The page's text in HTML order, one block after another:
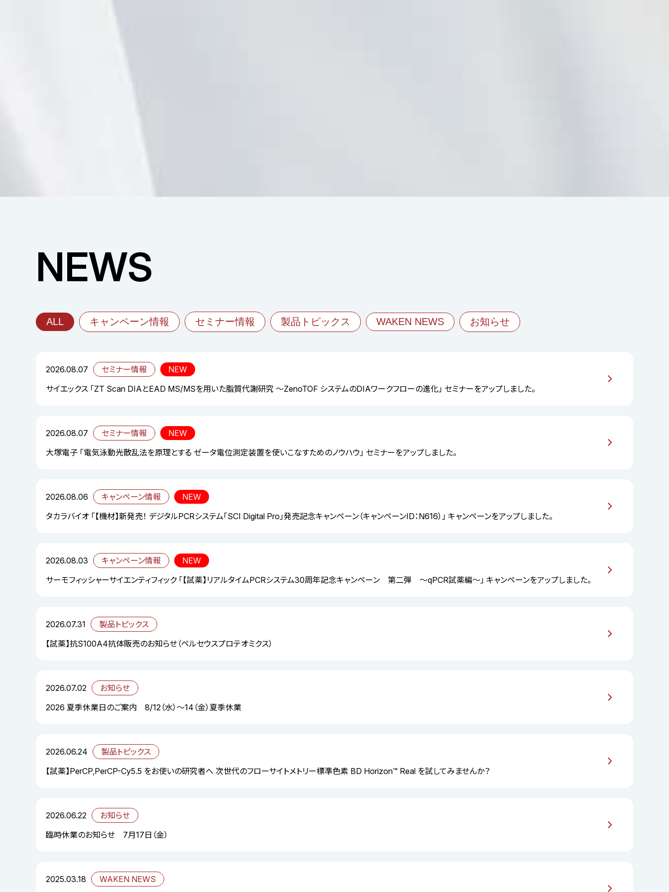
NEWS
ALL キャンペーン情報 セミナー情報 製品トピックス WAKEN NEWS お知らせ
2026.08.07 セミナー情報
NEW
サイエックス 「ZT Scan DIAとEAD MS/MSを用いた脂質代謝研究 ～ZenoTOF システムのDIAワークフローの進化」 セミナーをアップしました。
2026.08.07 セミナー情報
NEW
大塚電子 「電気泳動光散乱法を原理とする ゼータ電位測定装置を使いこなすためのノウハウ」 セミナーをアップしました。
2026.08.06 キャンペーン情報
NEW
タカラバイオ 「【機材】新発売！ デジタルPCRシステム「SCI Digital Pro」発売記念キャンペーン（キャンペーンID：N616）」 キャンペーンをアップしました。
2026.08.03 キャンペーン情報
NEW
サーモフィッシャーサイエンティフィック 「【試薬】リアルタイムPCRシステム30周年記念キャンペーン 第二弾 ～qPCR試薬編～」 キャンペーンをアップしました。
2026.07.31
製品トピックス
【試薬】抗S100A4抗体販売のお知らせ（ペルセウスプロテオミクス）
2026.07.02
お知らせ
2026 夏季休業日のご案内 8/12（水）～14（金）夏季休業
2026.06.24
製品トピックス
【試薬】PerCP,PerCP-Cy5.5 をお使いの研究者へ 次世代のフローサイトメトリー標準色素 BD Horizon™ Real を試してみませんか？
2026.06.22
お知らせ
臨時休業のお知らせ 7月17日（金）
2025.03.18 WAKEN NEWS